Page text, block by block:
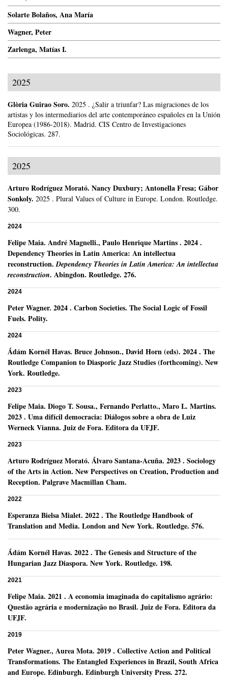
2025
Glòria Guirao Soro. 2025 . ¿Salir a triunfar? Las migraciones de los
artistas y los intermediarios del arte contemporáneo españoles en la Unión
Europea (1986-2018). Madrid. CIS Centro de Investigaciones
Sociológicas. 287.
2025
Arturo Rodríguez Morató. Nancy Duxbury; Antonella Fresa; Gábor
Sonkoly. 2025 . Plural Values of Culture in Europe. London. Routledge.
300.
2024
Felipe Maia. André Magnelli., Paulo Henrique Martins . 2024.
Dependency Theories in Latin America: An intellectua
reconstruction. Dependency Theories in Latin America: An intellectua
reconstruction. Abingdon. Routledge. 276.
2024
Peter Wagner. 2024. Carbon Societies. The Social Logic of Fossil
Fuels. Polity.
2024
Ádám Kornél Havas. Bruce Johnson., David Horn (eds). 2024. The
Routledge Companion to Diasporic Jazz Studies (forthcoming). New
York. Routledge.
2023
Felipe Maia. Diogo T. Sousa., Fernando Perlatto., Maro L. Martins.
2023. Uma difícil democracia: Diálogos sobre a obra de Luiz
Werneck Vianna. Juiz de Fora. Editora da UFJF.
2023
Arturo Rodríguez Morató. Álvaro Santana-Acuña. 2023. Sociology
of the Arts in Action. New Perspectives on Creation, Production and
Reception. Palgrave Macmillan Cham.
2022
Esperanza Bielsa Mialet. 2022. The Routledge Handbook of
Translation and Media. London and New York. Routledge. 576.
Ádám Kornél Havas. 2022. The Genesis and Structure of the
Hungarian Jazz Diaspora. New York. Routledge. 198.
2021
Felipe Maia. 2021 . A economia imaginada do capitalismo agrário:
Questão agrária e modernização no Brasil. Juiz de Fora. Editora da
UFJF.
2019
Peter Wagner., Aurea Mota. 2019. Collective Action and Political
Transformations. The Entangled Experiences in Brazil, South Africa
and Europe. Edinburgh. Edinburgh University Press. 272.
Solarte Bolaños, Ana María
Wagner, Peter
Zarlenga, Matías I.